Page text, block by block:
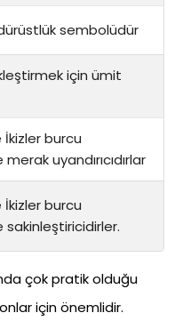
sembolüdür
için ümit
burcu
uyandırıcıdırlar
burcu
sakinleştiricidirler.
çok pratik olduğu
için önemlidir.